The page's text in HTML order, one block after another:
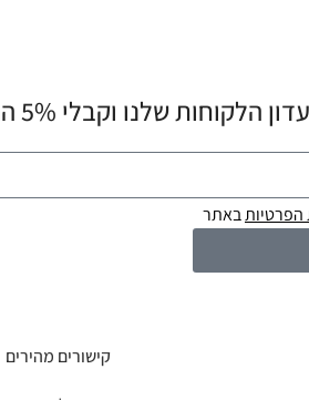
וקבלי 5% הנחה לרכישה הראשונה שלך! 💌
הפרטיותבאתר
קישורים מהירים